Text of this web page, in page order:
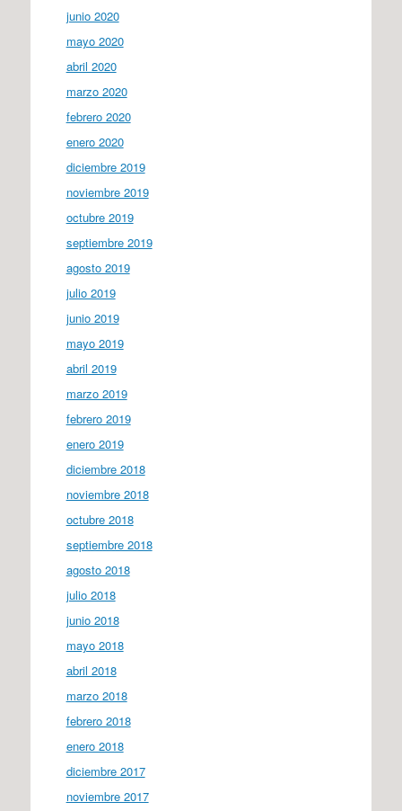
junio 2020
mayo 2020
abril 2020
marzo 2020
febrero 2020
enero 2020
diciembre 2019
noviembre 2019
octubre 2019
septiembre 2019
agosto 2019
julio 2019
junio 2019
mayo 2019
abril 2019
marzo 2019
febrero 2019
enero 2019
diciembre 2018
noviembre 2018
octubre 2018
septiembre 2018
agosto 2018
julio 2018
junio 2018
mayo 2018
abril 2018
marzo 2018
febrero 2018
enero 2018
diciembre 2017
noviembre 2017